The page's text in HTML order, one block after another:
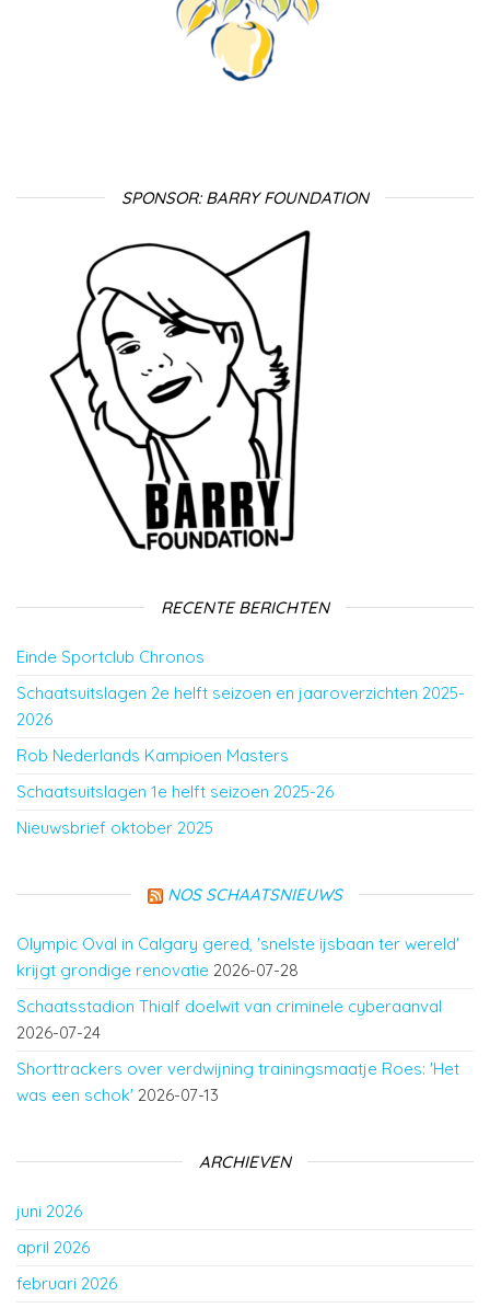
SPONSOR: BARRY FOUNDATION
RECENTE BERICHTEN
Einde Sportclub Chronos
Schaatsuitslagen 2e helft seizoen en jaaroverzichten 2025-
2026
Rob Nederlands Kampioen Masters
Schaatsuitslagen 1e helft seizoen 2025-26
Nieuwsbrief oktober 2025
NOS SCHAATSNIEUWS
Olympic Oval in Calgary gered, 'snelste ijsbaan ter wereld'
krijgt grondige renovatie 2026-07-28
Schaatsstadion Thialf doelwit van criminele cyberaanval
2026-07-24
Shorttrackers over verdwijning trainingsmaatje Roes: 'Het
was een schok' 2026-07-13
ARCHIEVEN
juni 2026
april 2026
februari 2026